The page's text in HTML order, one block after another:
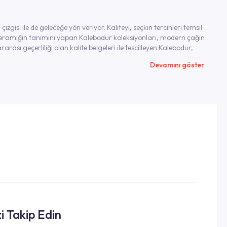
ile de geleceğe yön veriyor. Kaliteyi, seçkin tercihleri temsil
tanımını yapan Kalebodur koleksiyonları, modern çağın
geçerliliği olan kalite belgeleri ile tescilleyen Kalebodur,
korumak için de çalışıyor. Antislip yüzeyi size sunan
Devamını göster
Takip Edin